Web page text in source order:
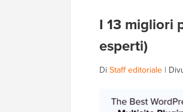
I 13 migliori
esperti)
DiStaff editoriale |